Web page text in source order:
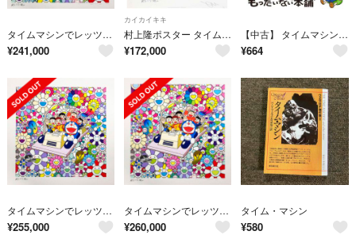
タイムマシンでレッツゴー（版画） 村上隆 シルクスクリーン
¥241,000
カイカイキキ
村上隆ポスター タイムマシンでレッツゴー 異次元への旅 2枚セット
¥172,000
【中古】 タイムマシンができたなら。
¥664
タイムマシンでレッツゴー 村上隆 ドラえもん
¥255,000
タイムマシンでレッツゴー 村上隆 ドラえもん 版画 zingaro
¥260,000
タイム・マシン
¥580